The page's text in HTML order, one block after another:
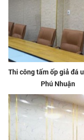
Thi công tấm ốp giả đá
Phú Nhuận